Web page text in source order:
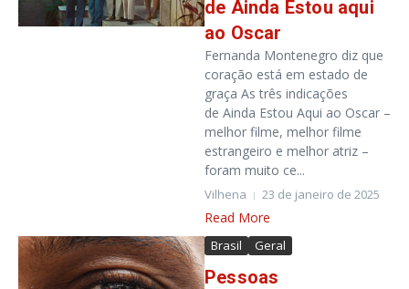
de Ainda Estou aqui
ao Oscar
Fernanda Montenegro diz que
coração está em estado de
graça As três indicações
de Ainda Estou Aqui ao Oscar –
melhor filme, melhor filme
estrangeiro e melhor atriz –
foram muito ce...
Vilhena 23 de janeiro de 2025
Read More
Brasil Geral
Pessoas